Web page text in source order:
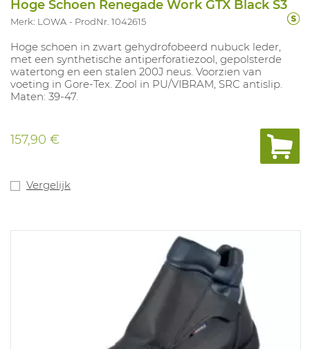
Hoge Schoen Renegade Work GTX Black S3
Merk: LOWA ProdNr. 1042615
Hoge schoen in zwart gehydrofobeerd nubuck leder,
met een synthetische antiperforatiezool, gepolsterde
watertong en een stalen 200J neus. Voorzien van
voeting in Gore-Tex. Zool in PU/VIBRAM, SRC antislip.
Maten: 39-47.
157,90 €
Vergelijk